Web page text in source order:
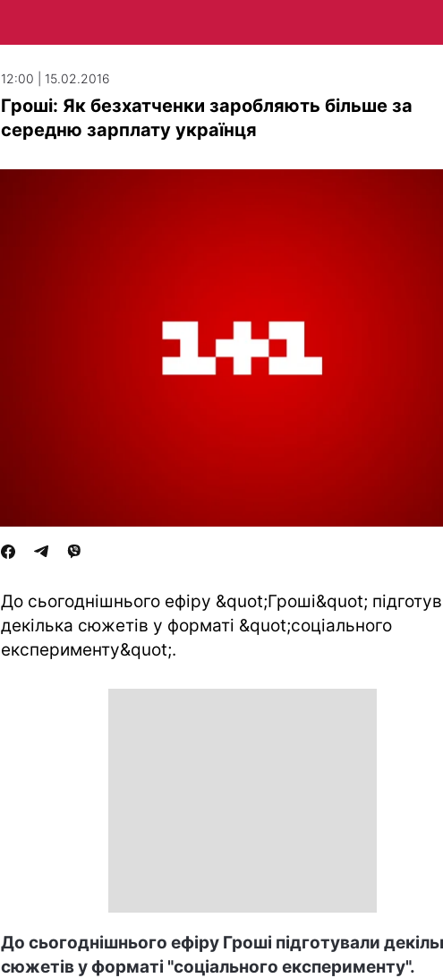
12:00 | 15.02.2016
Гроші: Як безхатченки заробляють більше за
середню зарплату українця
До сьогоднішнього ефіру &quot;Гроші&quot;
декілька сюжетів у форматі &quot;соціального
експерименту&quot;.
До сьогоднішнього ефіру Гроші підготували
сюжетів у форматі "соціального експерименту".